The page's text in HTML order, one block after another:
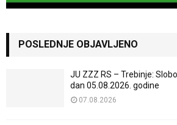
POSLEDNJE OBJAVLJENO
JU ZZZ RS – Trebinje:
dan 05.08.2026. godine
07.08.2026